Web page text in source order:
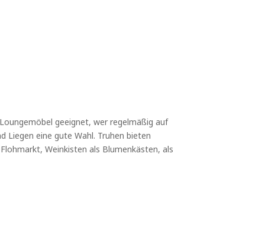
geeignet, wer regelmäßig auf
Liegen eine gute Wahl. Truhen bieten
Weinkisten als Blumenkästen, als